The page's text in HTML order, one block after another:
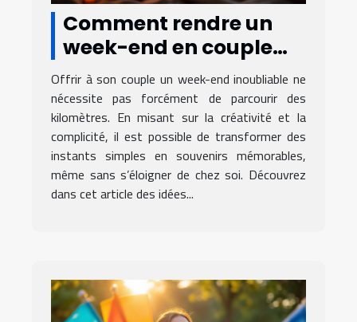
Comment rendre un
week-end en couple
inoubliable sans
voyager loin ?
Offrir à son couple un week-end inoubliable ne
nécessite pas forcément de parcourir des
kilomètres. En misant sur la créativité et la
complicité, il est possible de transformer des
instants simples en souvenirs mémorables,
même sans s’éloigner de chez soi. Découvrez
dans cet article des idées...